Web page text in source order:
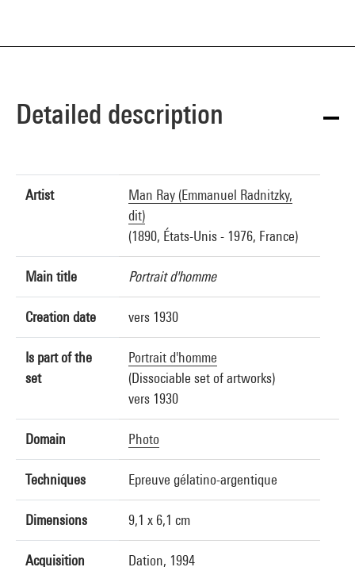
Detailed description
Artist
Man Ray (Emmanuel Radnitzky,
dit)
(1890, États-Unis - 1976, France)
Main title Portrait d'homme
Creation date vers 1930
Is part of the
set
Portrait d'homme
(Dissociable set of artworks)
vers 1930
Domain Photo
Techniques Epreuve gélatino-argentique
Dimensions 9,1 x 6,1 cm
Acquisition Dation, 1994